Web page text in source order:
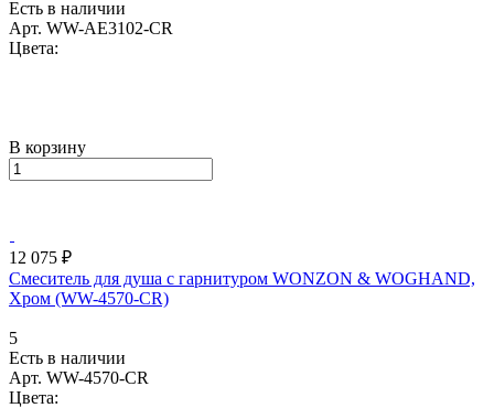
Есть в наличии
Арт. WW-AE3102-CR
Цвета:
В корзину
12 075 ₽
Смеситель для душа с гарнитуром WONZON & WOGHAND,
Хром (WW-4570-CR)
5
Есть в наличии
Арт. WW-4570-CR
Цвета: